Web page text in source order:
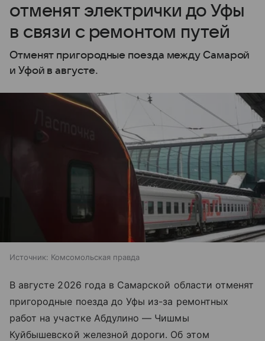
отменят электрички до Уфы
в связи с ремонтом путей
Отменят пригородные поезда между Самарой
и Уфой в августе.
Источник: Комсомольская правда
В августе 2026 года в Самарской области отменят
пригородные поезда до Уфы из-за ремонтных
работ на участке Абдулино — Чишмы
Куйбышевской железной дороги. Об этом